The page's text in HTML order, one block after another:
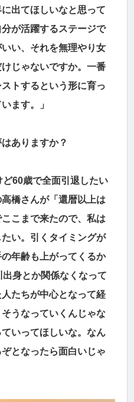
出てほしいなと思って
が活躍するステージで
い、それを無理やり女
じゃないですか。一番
トするという形に育っ
ます。」
ありますか？
ど60歳で全面引退したい
橋さんが「還暦以上は
こまで来たので、私は
い。引くタイミングが
年齢も上がってくるか
身とか関係なくなって
たちが中心となって経
うなっていくんじゃな
いってほしいな。なん
となったら面白いじゃ